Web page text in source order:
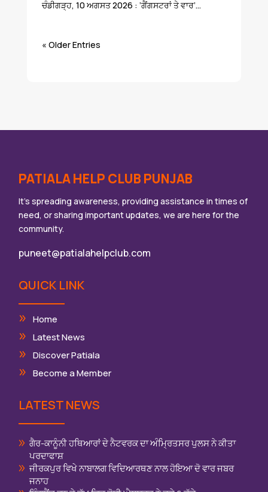
ਚੰਡੀਗੜ੍ਹ, 10 ਅਗਸਤ 2026 : ’ਗੈਂਗਸਟਰਾਂ ਤੇ ਵਾਰ’...
« Older Entries
PATIALA HELP CLUB PUNJAB
It’s spreading awareness, providing assistance in times of
need, or sharing important updates, we are here for the
community.
puneet@patialahelpclub.com
QUICK LINK
Home
Latest News
Discover Patiala
Become a Member
LATEST NEWS
ਗੈਰ-ਕਾਨੂੰਨੀ ਹਥਿਆਰਾਂ ਦੇ ਨੈਟਵਰਕ ਦਾ ਅੰਮ੍ਰਿਤਸਰ ਪੁਲਸ ਨੇ ਕੀਤਾ
ਪਰਦਾਫਾਸ਼
ਜੀਰਕਪੁਰ ਵਿਖੇ ਨਾਬਾਲਗ ਵਿਦਿਆਰਥਣ ਨਾਲ ਹੋਇਆ ਦੋ ਵਾਰ ਜਬਰ
ਜਨਾਹ